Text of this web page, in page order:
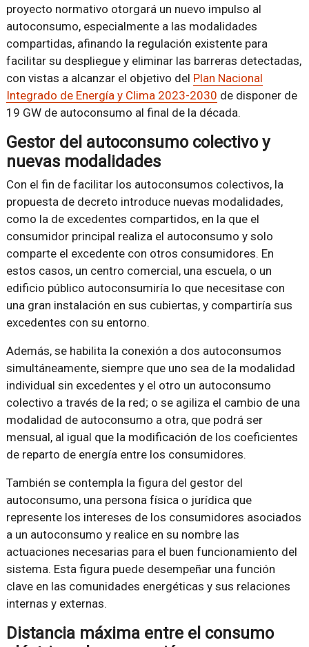
proyecto normativo otorgará un nuevo impulso al
autoconsumo, especialmente a las modalidades
compartidas, afinando la regulación existente para
facilitar su despliegue y eliminar las barreras detectadas,
con vistas a alcanzar el objetivo del Plan Nacional
Integrado de Energía y Clima 2023-2030 de disponer de
19 GW de autoconsumo al final de la década.
Gestor del autoconsumo colectivo y
nuevas modalidades
Con el fin de facilitar los autoconsumos colectivos, la
propuesta de decreto introduce nuevas modalidades,
como la de excedentes compartidos, en la que el
consumidor principal realiza el autoconsumo y solo
comparte el excedente con otros consumidores. En
estos casos, un centro comercial, una escuela, o un
edificio público autoconsumiría lo que necesitase con
una gran instalación en sus cubiertas, y compartiría sus
excedentes con su entorno.
Además, se habilita la conexión a dos autoconsumos
simultáneamente, siempre que uno sea de la modalidad
individual sin excedentes y el otro un autoconsumo
colectivo a través de la red; o se agiliza el cambio de una
modalidad de autoconsumo a otra, que podrá ser
mensual, al igual que la modificación de los coeficientes
de reparto de energía entre los consumidores.
También se contempla la figura del gestor del
autoconsumo, una persona física o jurídica que
represente los intereses de los consumidores asociados
a un autoconsumo y realice en su nombre las
actuaciones necesarias para el buen funcionamiento del
sistema. Esta figura puede desempeñar una función
clave en las comunidades energéticas y sus relaciones
internas y externas.
Distancia máxima entre el consumo